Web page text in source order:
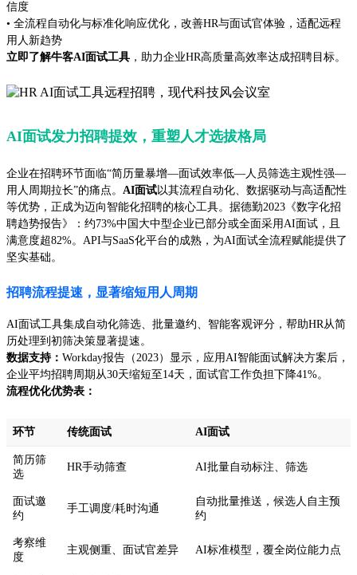
信度
• 全流程自动化与标准化响应优化，改善HR与面试官体验，适配远程
用人新趋势
立即了解牛客AI面试工具 ，助力企业HR高质量高效率达成招聘目标。
AI面试发力招聘提效，重塑人才选拔格局
企业在招聘环节面临“简历量暴增—面试效率低—人员筛选主观性强—
用人周期拉长”的痛点。 AI面试以其流程自动化、数据驱动与高适配性
等优势，正成为迈向智能化招聘的核心工具。据德勤2023《数字化招
聘趋势报告》：约73%中国大中型企业已部分或全面采用AI面试，且
满意度超82%。API与SaaS化平台的成熟，为AI面试全流程赋能提供了
坚实基础。
招聘流程提速，显著缩短用人周期
AI面试工具集成自动化筛选、批量邀约、智能客观评分，帮助HR从简
历处理到初筛决策显著提速。
数据支持： Workday报告（2023）显示，应用AI智能面试解决方案后，
企业平均招聘周期从30天缩短至14天，面试官工作负担下降41%。
流程优化优势表：
环节 传统面试 AI面试
简历筛
选
HR手动筛查 AI批量自动标注、筛选
面试邀
约
手工调度/耗时沟通
自动批量推送，候选人自主预
约
考察维
度
主观侧重、面试官差异 AI标准模型，覆全岗位能力点